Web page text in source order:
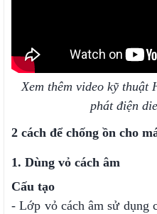
Xem thêm video kỹ thuật
phát điện
2 cách để chống ồn cho
1. Dùng vỏ cách âm
Cấu tạo
- Lớp vỏ cách âm sử dụng